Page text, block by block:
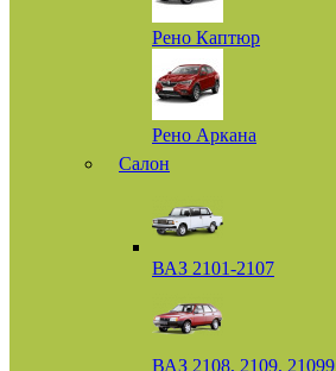
Рено Каптюр
Рено Аркана
Салон
ВАЗ 2101-2107
ВАЗ 2108, 2109, 21099